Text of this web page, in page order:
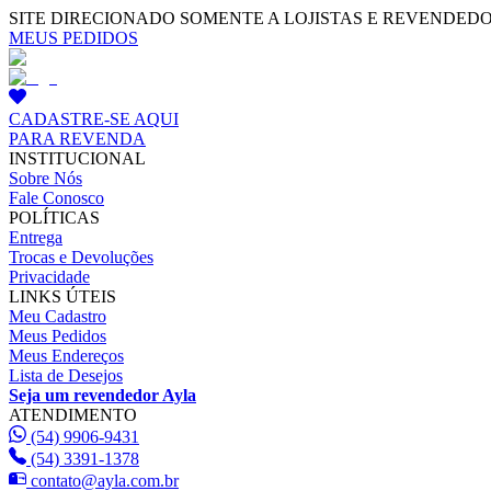
SITE DIRECIONADO SOMENTE A LOJISTAS E
MEUS PEDIDOS
CADASTRE-SE AQUI
PARA REVENDA
INSTITUCIONAL
Sobre Nós
Fale Conosco
POLÍTICAS
Entrega
Trocas e Devoluções
Privacidade
LINKS ÚTEIS
Meu Cadastro
Meus Pedidos
Meus Endereços
Lista de Desejos
Seja um revendedor Ayla
ATENDIMENTO
(54) 9906-9431
(54) 3391-1378
contato@ayla.com.br